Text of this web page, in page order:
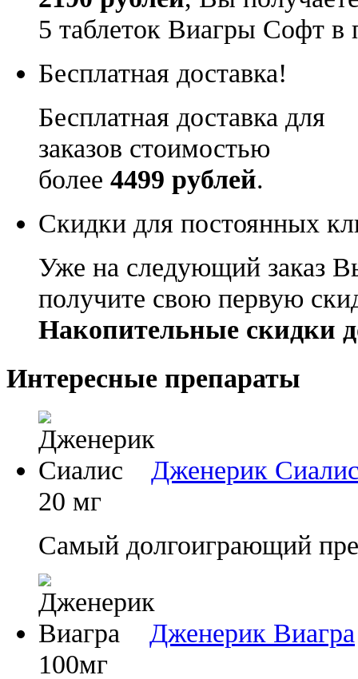
5 таблеток Виагры Софт в
Бесплатная доставка!
Бесплатная доставка для
заказов стоимостью
более 4499 рублей.
Скидки для постоянных
Уже на следующий заказ
получите свою первую
Накопительные скидки
Интересные препараты
Дженерик
20 мг
Самый долгоиграющий
Дженерик Виагра
100мг